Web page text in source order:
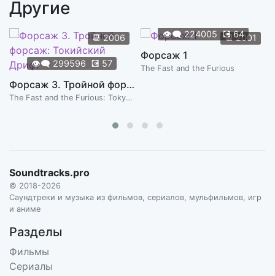
Другие
📆2006
👁️‍🗨️ 299596 💽 57
Форсаж 3. Тройной форсаж: Токийский Дрифт
The Fast and the Furious: Tokyo Drift
📆2001
👁️‍🗨️224005 💽64
Форсаж 1
The Fast and the Furious
Soundtracks.pro
© 2018-2026
Саундтреки и музыка из фильмов, сериалов, мульфильмов, игр
и аниме
Разделы
Фильмы
Сериалы